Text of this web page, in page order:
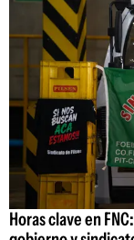
Horas clave en